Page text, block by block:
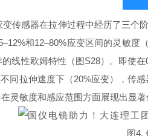
传感器在拉伸过程中经历了三
和12–80%应变区间的灵敏
线性欧姆特性（图S28）。即使
同拉伸速度下（20%应变），传
灵敏度和感应范围方面展现出显
图4.